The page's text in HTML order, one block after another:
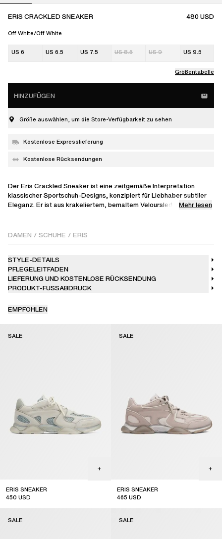
ERIS CRACKLED SNEAKER 480USD
Off White/Off White
US 6 US 6.5 US 7.5 US 8.5 US 9 US 9.5
Größentabelle
HINZUFÜGEN
Größe auswählen, um die Store-Verfügbarkeit zu sehen
Kostenlose Expresslieferung
Kostenlose Rücksendungen
Der Eris Crackled Sneaker ist eine zeitgemäße Interpretation
klassischer Sportschuh-Designs, konzipiert für Liebhaber subtiler
Eleganz. Er ist aus krakeliertem, bemaltem Veloursleder mit
Zunge und einer geprägten Logoprägung, wird dieser Sneaker in
Vietnam handgefertigt.
Mehr lesen
DAMEN / SCHUHE / ERIS
STYLE-DETAILS
PFLEGELEITFADEN
LIEFERUNG UND KOSTENLOSE RÜCKSENDUNG
PRODUKT-FUSSABDRUCK
EMPFOHLEN
ERIS SNEAKER
450 USD
SALE
ERIS SNEAKER
465 USD
SALE
SALE SALE